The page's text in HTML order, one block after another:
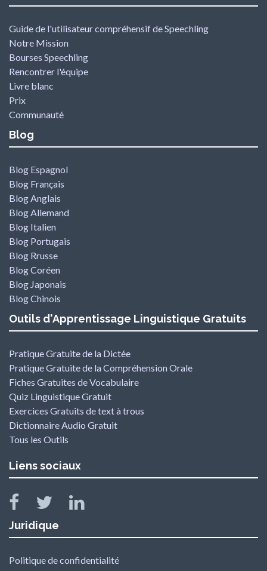
Guide de l'utilisateur compréhensif de Speechling
Notre Mission
Bourses Speechling
Rencontrer l'équipe
Livre blanc
Prix
Communauté
Blog
Blog Espagnol
Blog Français
Blog Anglais
Blog Allemand
Blog Italien
Blog Portugais
Blog Rrusse
Blog Coréen
Blog Japonais
Blog Chinois
Outils d'Apprentissage Linguistique Gratuits
Pratique Gratuite de la Dictée
Pratique Gratuite de la Compréhension Orale
Fiches Gratuites de Vocabulaire
Quiz Linguistique Gratuit
Exercices Gratuits de text à trous
Dictionnaire Audio Gratuit
Tous les Outils
Liens sociaux
Juridique
Politique de confidentialité